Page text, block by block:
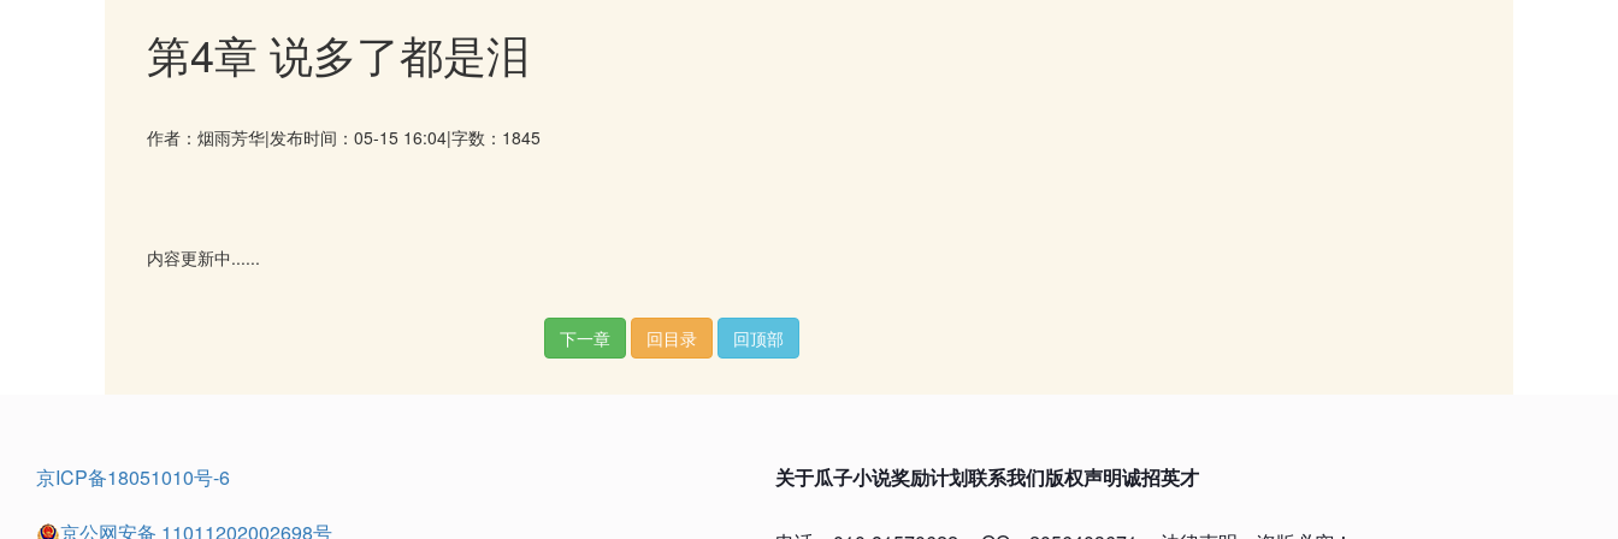
第4章 说多了都是泪
作者：烟雨芳华|发布时间：05-15 16:04|字数：1845
内容更新中......
下一章 回目录 回顶部
京ICP备18051010号-6
京公网安备 11011202002698号
关于瓜子小说奖励计划联系我们版权声明诚招英才